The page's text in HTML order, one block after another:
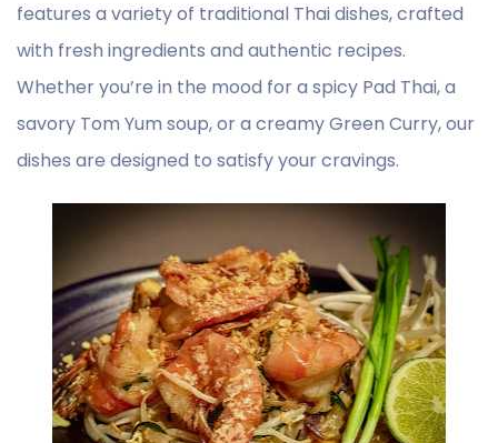
features a variety of traditional Thai dishes, crafted
with fresh ingredients and authentic recipes.
Whether you’re in the mood for a spicy Pad Thai, a
savory Tom Yum soup, or a creamy Green Curry, our
dishes are designed to satisfy your cravings.